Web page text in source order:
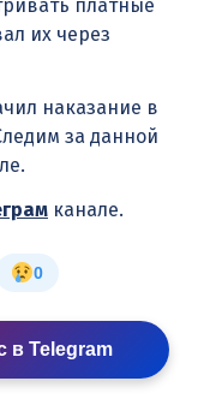
платные
их через
наказание в
за данной
канале.
0
в Telegram